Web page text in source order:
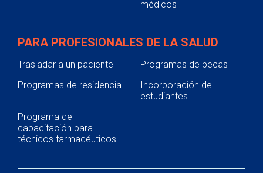
médicos
PARA PROFESIONALES DE LA SALUD
Trasladar a un paciente
Programas de becas
Programas de residencia
Incorporación de
estudiantes
Programa de
capacitación para
técnicos farmacéuticos